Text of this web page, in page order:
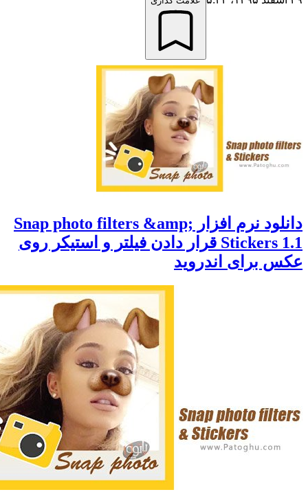
دانلود نرم افزار Snap photo filters &amp;
Stickers 1.1 قرار دادن فیلتر و استیکر روی
برای اندروید